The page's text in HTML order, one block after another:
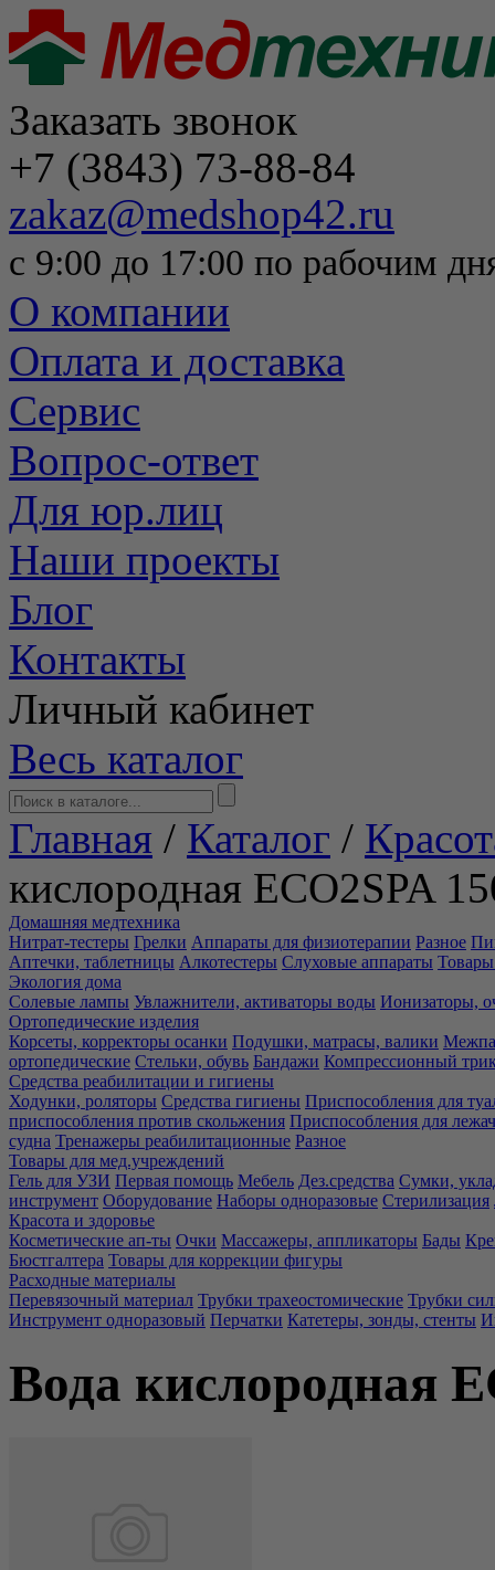
Заказать звонок
+7 (3843) 73-88-84
zakaz@medshop42.ru
с 9:00 до 17:00 по рабочим
О компании
Оплата и доставка
Сервис
Вопрос-ответ
Для юр.лиц
Наши проекты
Блог
Контакты
Личный кабинет
Весь каталог
Главная / Каталог /
кислородная ECO2SPA
Домашняя медтехника
Нитрат-тестеры Грелки Аппараты для физиотерапии Разное
Аптечки, таблетницы Алкотестеры Слуховые аппараты Товары
Экология дома
Солевые лампы Увлажнители, активаторы воды Ионизаторы,
Ортопедические изделия
Корсеты, корректоры осанки Подушки, матрасы, валики
ортопедические Стельки, обувь Бандажи Компрессионный
Средства реабилитации и гигиены
Ходунки, роляторы Средства гигиены Приспособления для
приспособления против скольжения Приспособления для
судна Тренажеры реабилитационные Разное
Товары для мед.учреждений
Гель для УЗИ Первая помощь Мебель Дез.средства Сумки,
инструмент Оборудование Наборы одноразовые Стерилизация
Красота и здоровье
Косметические ап-ты Очки Массажеры, аппликаторы Бады
Бюстгалтера Товары для коррекции фигуры
Расходные материалы
Перевязочный материал Трубки трахеостомические Трубки
Инструмент одноразовый Перчатки Катетеры, зонды, стенты
Вода кислородная